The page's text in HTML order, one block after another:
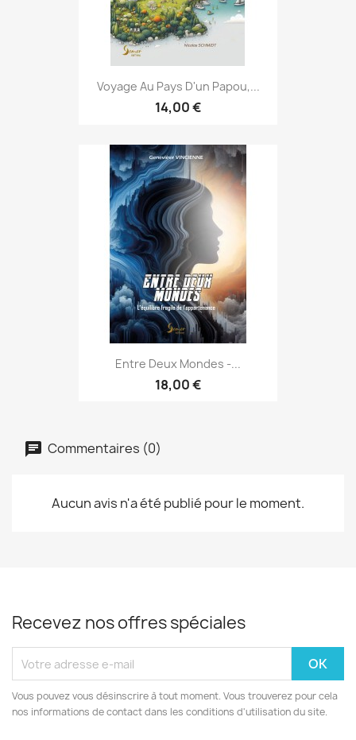
Voyage Au Pays D'un Papou,...
14,00 €
Entre Deux Mondes -...
18,00 €
Commentaires (0)
Aucun avis n'a été publié pour le moment.
Recevez nos offres spéciales
Vous pouvez vous désinscrire à tout moment. Vous trouverez pour cela
nos informations de contact dans les conditions d'utilisation du site.